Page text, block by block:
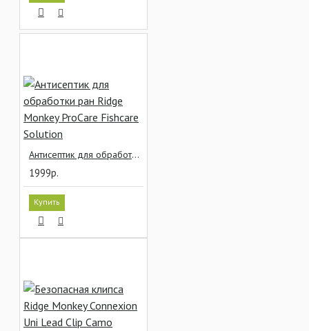
Антисептик для обработки ран Ridge Monkey ProCare Fishcare Solution
1999р.
Купить